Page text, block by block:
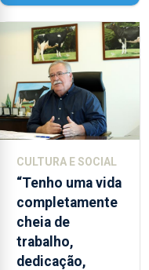
Paisagem’
CULTURA E SOCIAL
“Tenho uma vida
completamente
cheia de
trabalho,
dedicação,